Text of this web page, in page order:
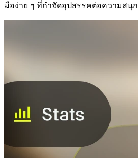
มือง่าย ๆ ที่กำจัดอุปสรรคต่อความสนุก